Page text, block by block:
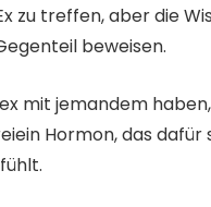
zu treffen, aber die
beweisen.
mit jemandem
Hormon, das dafür